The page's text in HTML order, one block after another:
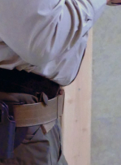
Wild, wie
Reaktionszeit
anstatt der
Jägern liegt
bei der Langwaffe.
jagdlichen
Schießen bei